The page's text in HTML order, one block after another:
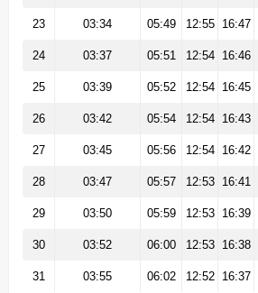
23 03:34 05:49 12:55 16:47
24 03:37 05:51 12:54 16:46
25 03:39 05:52 12:54 16:45
26 03:42 05:54 12:54 16:43
27 03:45 05:56 12:54 16:42
28 03:47 05:57 12:53 16:41
29 03:50 05:59 12:53 16:39
30 03:52 06:00 12:53 16:38
31 03:55 06:02 12:52 16:37